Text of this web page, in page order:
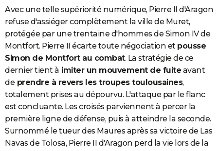
Avec une telle supériorité numérique, Pierre II d'Aragon
refuse d'assiéger complètement la ville de Muret,
protégée par une trentaine d'hommes de Simon IV de
Montfort. Pierre II écarte toute négociation et pousse
Simon de Montfort au combat. La stratégie de ce
dernier tient à imiter un mouvement de fuite avant
de prendre à revers les troupes toulousaines,
totalement prises au dépourvu. L'attaque par le flanc
est concluante. Les croisés parviennent à percer la
première ligne de défense, puis à atteindre la seconde.
Surnommé le tueur des Maures après sa victoire de Las
Navas de Tolosa, Pierre II d'Aragon perd la vie lors de la